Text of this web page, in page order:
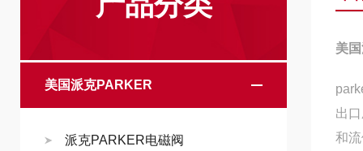
美国派克PARKER
派克PARKER电磁阀
美
出
和